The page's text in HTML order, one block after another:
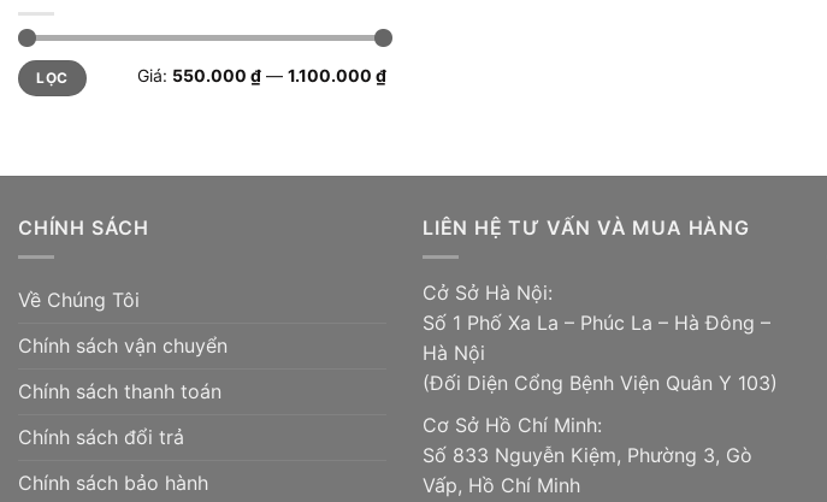
Giá
tối
thiểu
Giá
tối
đa
LỌC Giá: 550.000 ₫ — 1.100.000 ₫
CHÍNH SÁCH
Về Chúng Tôi
Chính sách vận chuyển
Chính sách thanh toán
Chính sách đổi trả
Chính sách bảo hành
LIÊN HỆ TƯ VẤN VÀ MUA HÀNG
Cở Sở Hà Nội:
Số 1 Phố Xa La – Phúc La – Hà Đông –
Hà Nội
(Đối Diện Cổng Bệnh Viện Quân Y 103)
Cơ Sở Hồ Chí Minh:
Số 833 Nguyễn Kiệm, Phường 3, Gò
Vấp, Hồ Chí Minh